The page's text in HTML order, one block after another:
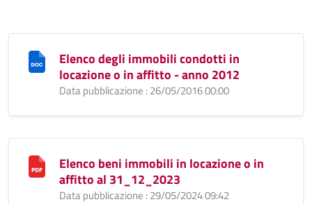
Elenco degli immobili condotti in
locazione o in affitto - anno 2012
Data pubblicazione : 26/05/2016 00:00
Elenco beni immobili in locazione o in
affitto al 31_12_2023
Data pubblicazione : 29/05/2024 09:42